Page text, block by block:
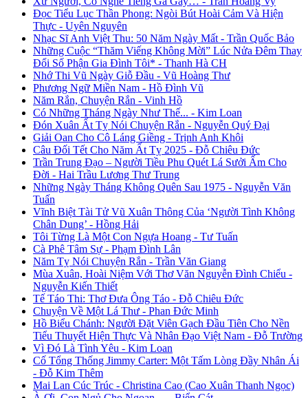
Đọc Tiểu Lục Thần Phong: Ngòi Bút Hoài Cảm Và Hiện
Thực - Uyên Nguyên
Nhạc Sĩ Anh Việt Thu: 50 Năm Ngày Mất - Trần Quốc Bảo
Những Cuộc “Thăm Viếng Không Mời” Lúc Nửa Đêm Thay
Đổi Số Phận Gia Đình Tôi* - Thanh Hà CH
Nhớ Thi Vũ Ngày Giỗ Đầu - Vũ Hoàng Thư
Phương Ngữ Miền Nam - Hồ Đình Vũ
Năm Rắn, Chuyện Rắn - Vinh Hồ
Có Những Tháng Ngày Như Thế... - Kim Loan
Đón Xuân Ất Tỵ Nói Chuyện Rắn - Nguyễn Quý Đại
Giải Oan Cho Cô Láng Giềng - Trịnh Anh Khôi
Câu Đối Tết Cho Năm Ất Tỵ 2025 - Đỗ Chiêu Đức
Trần Trung Đạo – Người Tiều Phu Quét Lá Sưởi Ấm Cho
Đời - Hai Trầu Lương Thư Trung
Những Ngày Tháng Không Quên Sau 1975 - Nguyễn Văn
Tuấn
Vĩnh Biệt Tài Tử Vũ Xuân Thông Của ‘Người Tình Không
Chân Dung’ - Hồng Hải
Tôi Từng Là Một Con Ngựa Hoang - Tư Tuấn
Cà Phê Tâm Sự - Phạm Đình Lân
Năm Tỵ Nói Chuyện Rắn - Trần Văn Giang
Mùa Xuân, Hoài Niệm Với Thơ Văn Nguyễn Đình Chiểu -
Nguyễn Kiến Thiết
Tế Táo Thi: Thơ Đưa Ông Táo - Đỗ Chiêu Đức
Chuyện Về Một Lá Thư - Phan Đức Minh
Hồ Biểu Chánh: Người Đặt Viên Gạch Đầu Tiên Cho Nền
Tiểu Thuyết Hiện Thực Và Nhân Đạo Việt Nam - Đỗ Trường
Vì Đó Là Tình Yêu - Kim Loan
Cố Tổng Thống Jimmy Carter: Một Tấm Lòng Đầy Nhân Ái
- Đỗ Kim Thêm
Mai Lan Cúc Trúc - Christina Cao (Cao Xuân Thanh Ngọc)